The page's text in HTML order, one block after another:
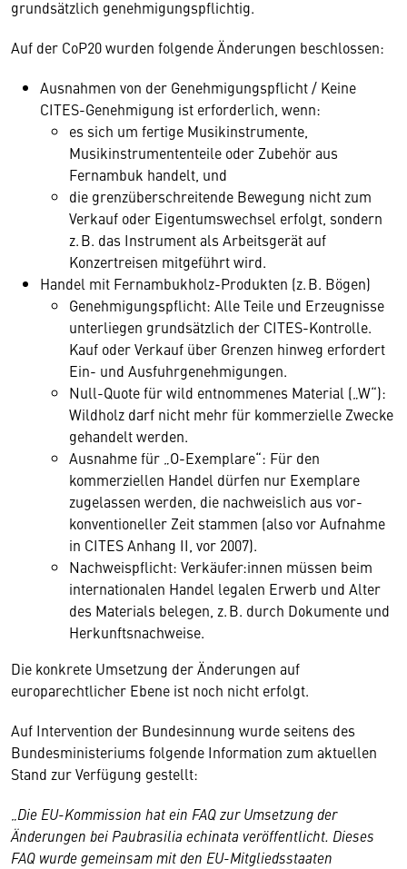
grundsätzlich genehmigungspflichtig.
Auf der CoP20 wurden folgende Änderungen beschlossen:
Ausnahmen von der Genehmigungspflicht / Keine
CITES-Genehmigung ist erforderlich, wenn:
es sich um fertige Musikinstrumente,
Musikinstrumententeile oder Zubehör aus
Fernambuk handelt, und
die grenzüberschreitende Bewegung nicht zum
Verkauf oder Eigentumswechsel erfolgt, sondern
z. B. das Instrument als Arbeitsgerät auf
Konzertreisen mitgeführt wird.
Handel mit Fernambukholz-Produkten (z. B. Bögen)
Genehmigungspflicht: Alle Teile und Erzeugnisse
unterliegen grundsätzlich der CITES-Kontrolle.
Kauf oder Verkauf über Grenzen hinweg erfordert
Ein- und Ausfuhrgenehmigungen.
Null-Quote für wild entnommenes Material („W“):
Wildholz darf nicht mehr für kommerzielle Zwecke
gehandelt werden.
Ausnahme für „O-Exemplare“: Für den
kommerziellen Handel dürfen nur Exemplare
zugelassen werden, die nachweislich aus vor-
konventioneller Zeit stammen (also vor Aufnahme
in CITES Anhang II, vor 2007).
Nachweispflicht: Verkäufer:innen müssen beim
internationalen Handel legalen Erwerb und Alter
des Materials belegen, z. B. durch Dokumente und
Herkunftsnachweise.
Die konkrete Umsetzung der Änderungen auf
europarechtlicher Ebene ist noch nicht erfolgt.
Auf Intervention der Bundesinnung wurde seitens des
Bundesministeriums folgende Information zum aktuellen
Stand zur Verfügung gestellt:
Die EU-Kommission hat ein FAQ zur Umsetzung der
Änderungen bei Paubrasilia echinata veröffentlicht. Dieses
FAQ wurde gemeinsam mit den EU-Mitgliedsstaaten